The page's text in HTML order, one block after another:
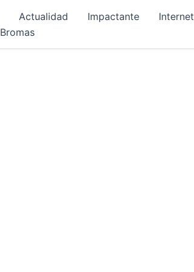
Actualidad Impactante Internet
Bromas